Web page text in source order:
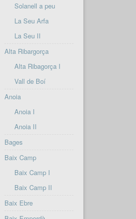
Solanell a peu
La Seu Arfa
La Seu II
Alta Ribargorça
Alta Ribagorça I
Vall de Boí
Anoia
Anoia I
Anoia II
Bages
Baix Camp
Baix Camp I
Baix Camp II
Baix Ebre